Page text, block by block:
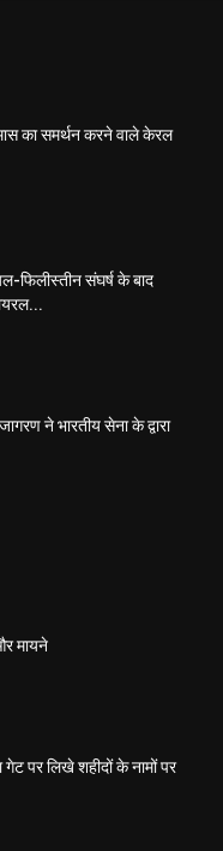
का समर्थन करने वाले केरल
फिलीस्तीन संघर्ष के बाद
ने भारतीय सेना के द्वारा
मायने
पर लिखे शहीदों के नामों पर